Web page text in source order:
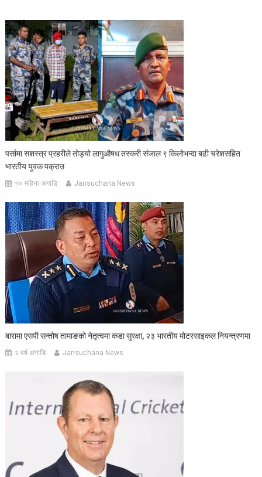
पर्सामा सशस्त्र प्रहरीले तोड्यो लागुऔषध तस्करी संजाल ९ किलोभन्दा बढी चरेशसहित
भारतीय युवक पक्राउ
१० महिना अगाडि Jansuchana News
बारामा एसपी सन्तोष तामाङको नेतृत्वमा कडा सुरक्षा, २३ भारतीय मोटरसाइकल नियन्त्रणमा
२ वर्ष अगाडि Jansuchana News